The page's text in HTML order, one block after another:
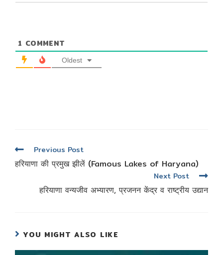
1 COMMENT
Oldest
Read
more
articles
Previous Post
हरियाणा की प्रमुख झीलें (Famous Lakes of Haryana)
Next Post
हरियाणा वन्यजीव अभ्यारण, प्रजनन केंद्र व राष्ट्रीय उद्यान
YOU MIGHT ALSO LIKE